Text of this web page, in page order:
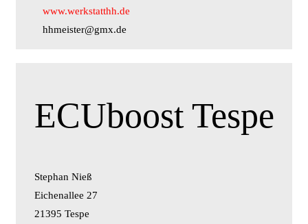
www.werkstatthh.de
hhmeister@gmx.de
ECUboost Tespe
Stephan Nieß
Eichenallee 27
21395 Tespe